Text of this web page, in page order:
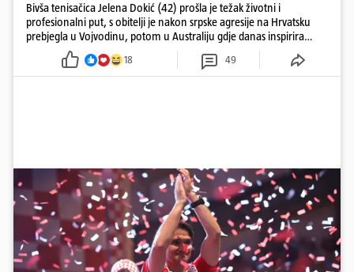
Bivša tenisačica Jelena Dokić (42) prošla je težak životni i
profesionalni put, s obitelji je nakon srpske agresije na Hrvatsku
prebjegla u Vojvodinu, potom u Australiju gdje danas inspirira
18 49